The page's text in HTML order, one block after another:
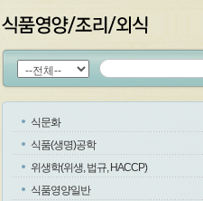
식문화
식품(생명)공학
위생학(위생, 법규, HACCP)
식품영양일반